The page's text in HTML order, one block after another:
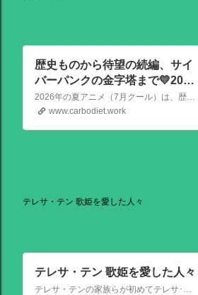
歴史ものから待望の続編、サイ
バーパンクの金字塔まで💛2026
夏アニメの注目作品
2026年の夏アニメ（7月クール）は、歴史ものから待望の続編、サイバーパンクの金字塔まで、かなり見ごたえのある強力なラインナップが揃っています！ その中でも特に注目を集めている話題作を、いくつか厳選してご紹介します。
www.carbodiet.work
テレサ・テン 歌姫を愛した人々
テレサ・テン 歌姫を愛した人々
テレサ・テンの家族らが初めてテレサ･テンの伝記的物語の撮影を許可した作品。テレサ・テンの伝説的な人生を誕生から描く。彼女がいかにして歌の道に踏み出し、いかにして一代の女王となったか、そしてその過程でいかにして苦悩と困難を乗り越えたか、その物語が披露される。